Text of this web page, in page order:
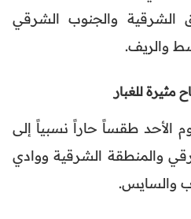
الشرقية والجنوب الشرقي
والريف.
مثيرة للغبار
الأحد طقساً حاراً نسبياً إلى
والمنطقة الشرقية ووادي
والسايس.